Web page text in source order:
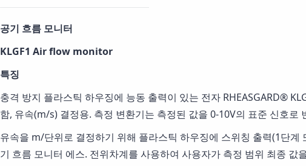
공기 흐름 모니터
KLGF1 Air flow monitor
특징
충격 방지 플라스틱 하우징에 능동 출력이 있는 전자 RHEASGARD®
함, 유속(m/s) 결정용. 측정 변환기는 측정된 값을 0-10V의 표준 신호로
유속을 m/단위로 결정하기 위해 플라스틱 하우징에 스위칭 출력(1단
기 흐름 모니터 에스. 전위차계를 사용하여 사용자가 측정 범위 최종 값